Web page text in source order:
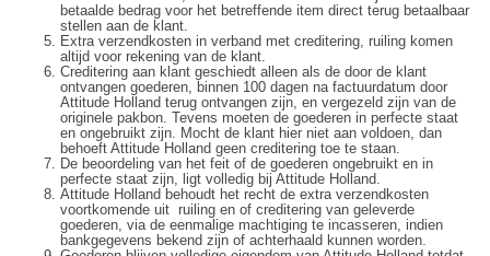
betaalde bedrag voor het betreffende item direct terug betaalbaar
stellen aan de klant.
Extra verzendkosten in verband met creditering, ruiling komen
altijd voor rekening van de klant.
Creditering aan klant geschiedt alleen als de door de klant
ontvangen goederen, binnen 100 dagen na factuurdatum door
Attitude Holland terug ontvangen zijn, en vergezeld zijn van de
originele pakbon. Tevens moeten de goederen in perfecte staat
en ongebruikt zijn. Mocht de klant hier niet aan voldoen, dan
behoeft Attitude Holland geen creditering toe te staan.
De beoordeling van het feit of de goederen ongebruikt en in
perfecte staat zijn, ligt volledig bij Attitude Holland.
Attitude Holland behoudt het recht de extra verzendkosten
voortkomende uit ruiling en of creditering van geleverde
goederen, via de eenmalige machtiging te incasseren, indien
bankgegevens bekend zijn of achterhaald kunnen worden.